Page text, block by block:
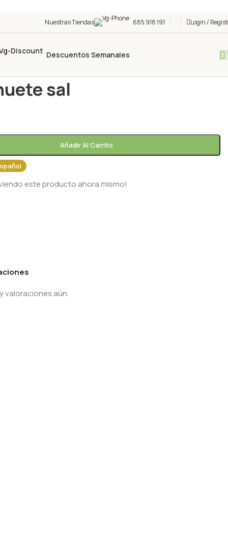
Nuestras Tiendas 685 918 191 Login /
Descuentos Semanales
sal
Añadir Al Carrito
este producto ahora mismo!
valoraciones aún.